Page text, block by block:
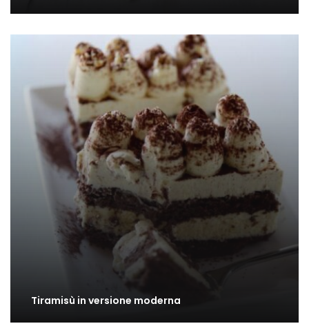
Tiramisù in versione moderna